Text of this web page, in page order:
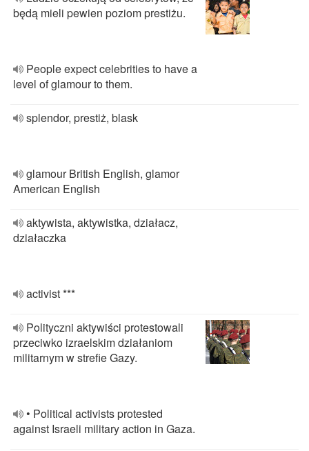
będą mieli pewien poziom prestiżu.
People expect celebrities to have a
level of glamour to them.
splendor, prestiż, blask
glamour British English, glamor
American English
aktywista, aktywistka, działacz,
działaczka
activist ***
Polityczni aktywiści protestowali
przeciwko izraelskim działaniom
militarnym w strefie Gazy.
• Political activists protested
against Israeli military action in Gaza.